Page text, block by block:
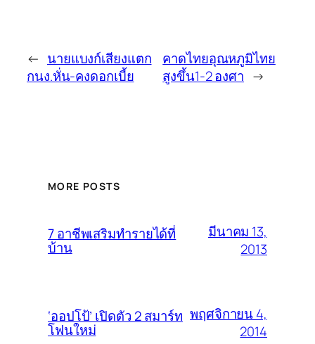
← นายแบงก์เสียงแตก
กนง.หั่น-คงดอกเบี้ย
คาดไทยอุณหภูมิไทย
สูงขึ้น1-2 องศา →
MORE POSTS
7 อาชีพเสริมทำรายได้ที่
บ้าน
มีนาคม 13,
2013
‘ออปโป้’ เปิดตัว 2 สมาร์ท
โฟนใหม่
พฤศจิกายน 4,
2014